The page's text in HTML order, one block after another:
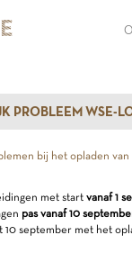
PROBLEEM WSE-
bij het opladen
met start vanaf 1
pas vanaf 10
10 september met het